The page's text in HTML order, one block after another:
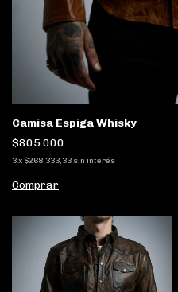
Camisa Espiga Whisky
$805.000
3x $268.333,33 sin interés
Comprar